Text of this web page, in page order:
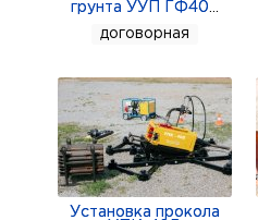
грунта УУП ГФ40
договорная
Установка прокола